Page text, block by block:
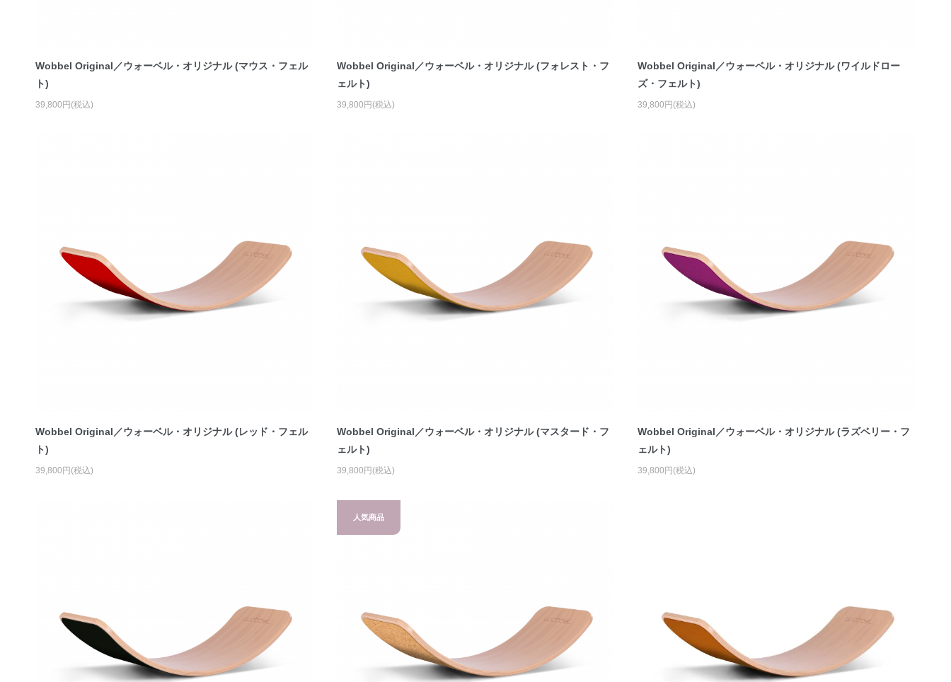
Wobbel Original／ウォーベル・オリジナル (マウス・フェル
ト)
39,800円(税込)
Wobbel Original／ウォーベル・オリジナル (フォレスト・フ
ェルト)
39,800円(税込)
Wobbel Original／ウォーベル・オリジナル (ワイルドロー
ズ・フェルト)
39,800円(税込)
Wobbel Original／ウォーベル・オリジナル (レッド・フェル
ト)
39,800円(税込)
Wobbel Original／ウォーベル・オリジナル (マスタード・フ
ェルト)
39,800円(税込)
Wobbel Original／ウォーベル・オリジナル (ラズベリー・フ
ェルト)
39,800円(税込)
人気商品